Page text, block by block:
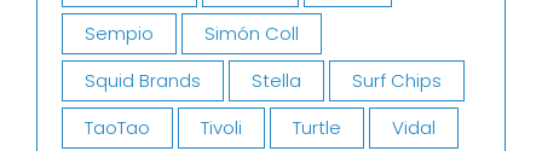
Sempio
Simón Coll
Squid Brands
Stella
Surf Chips
TaoTao
Tivoli Turtle
Vidal